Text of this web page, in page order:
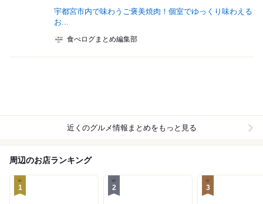
宇都宮市内で味わうご褒美焼肉！個室でゆっくり味わえる
お...
食べログまとめ編集部
近くのグルメ情報まとめをもっと見る
周辺のお店ランキング
1 2 3